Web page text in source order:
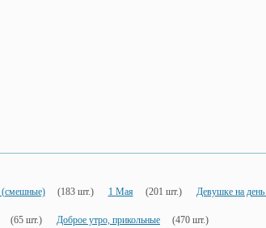
(смешные) (183 шт.) 1 Мая (201 шт.) Девушке на
(65 шт.) Доброе утро, прикольные (470 шт.)